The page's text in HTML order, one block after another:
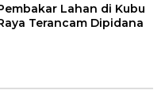
Lahan di Kubu
Terancam Dipidana